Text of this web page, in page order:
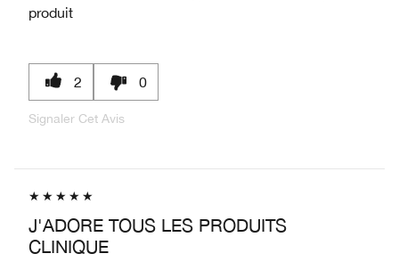
produit
2 0
Signaler Cet Avis
J'ADORE TOUS LES PRODUITS
CLINIQUE